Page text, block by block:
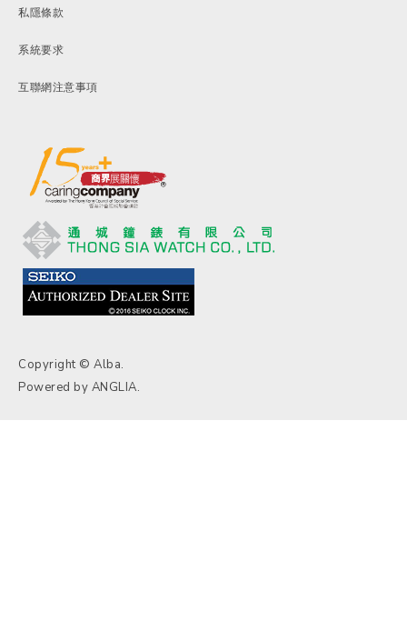
私隱條款
系統要求
互聯網注意事項
Copyright © Alba.
Powered by ANGLIA.